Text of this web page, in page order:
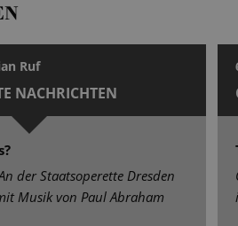
Ruf
NACHRICHTEN
der Staatsoperette Dresden
Musik von Paul Abraham